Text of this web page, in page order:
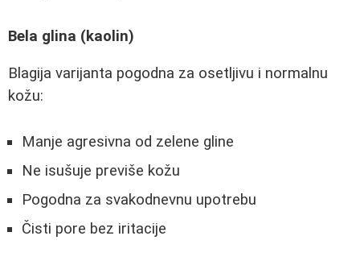
Bela glina (kaolin)
Blagija varijanta pogodna za osetljivu i normalnu
kožu:
Manje agresivna od zelene gline
Ne isušuje previše kožu
Pogodna za svakodnevnu upotrebu
Čisti pore bez iritacije